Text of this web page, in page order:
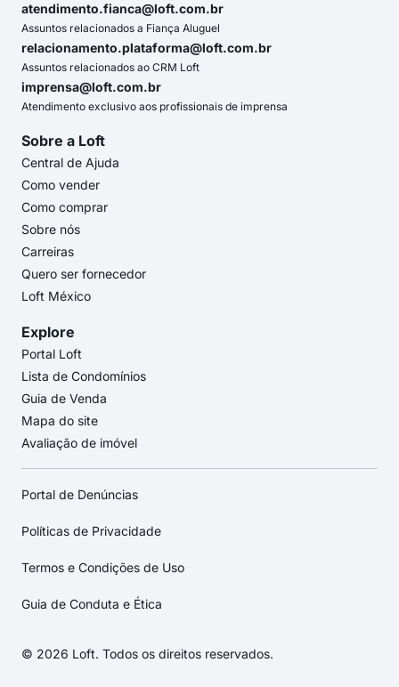
atendimento.fianca@loft.com.br
Assuntos relacionados a Fiança Aluguel
relacionamento.plataforma@loft.com.br
Assuntos relacionados ao CRM Loft
imprensa@loft.com.br
Atendimento exclusivo aos profissionais de imprensa
Sobre a Loft
Central de Ajuda
Como vender
Como comprar
Sobre nós
Carreiras
Quero ser fornecedor
Loft México
Explore
Portal Loft
Lista de Condomínios
Guia de Venda
Mapa do site
Avaliação de imóvel
Portal de Denúncias
Políticas de Privacidade
Termos e Condições de Uso
Guia de Conduta e Ética
© 2026 Loft. Todos os direitos reservados.